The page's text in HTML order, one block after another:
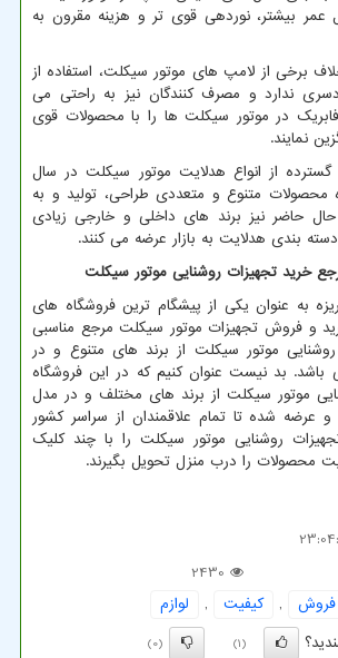
عمر بیشتر، نوردهی قوی تر و هزینه مقرون به
برخی از لامپ های موتور سیکلت، استفاده از
ندارد و مصرف کنندگان نیز به راحتی می
در موتور سیکلت ها را با محصولات قوی
نمایند.
گسترده از انواع هدلایت موتور سیکلت در سال
متنوع و متعددی طراحی، تولید و به
حال حاضر نیز برند های داخلی و خارجی زیادی
بندی هدلایت به بازار عرضه می کنند.
خرید تجهیزات روشنایی موتور سیکلت
به عنوان یکی از پیشگام ترین فروشگاه های
و فروش تجهیزات موتور سیکلت مرجع مناسبی
موتور سیکلت از برند های متنوع و در
بد نیست عنوان کنیم که در این فروشگاه
موتور سیکلت از برند های مختلف و در مدل
عرضه شده تا تمام علاقمندان از سراسر کشور
روشنایی موتور سیکلت را با چند کلیک
محصولات را درب منزل تحویل بگیرند.
2430
فروش , كیفیت ,
لوازم
(1)
(0)